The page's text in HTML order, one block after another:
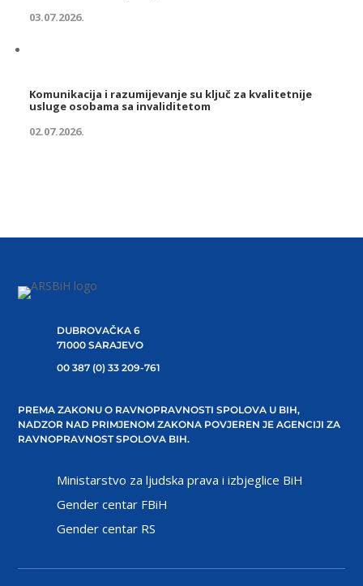
03.07.2026.
Komunikacija i razumijevanje su ključ za kvalitetnije
usluge osobama sa invaliditetom
02.07.2026.
DUBROVAČKA 6
71000 SARAJEVO
00 387 (0) 33 209-761
PREMA ZAKONU O RAVNOPRAVNOSTI SPOLOVA U BIH,
NADZOR NAD PRIMJENOM ZAKONA POVJEREN JE AGENCIJI ZA
RAVNOPRAVNOST SPOLOVA BIH.
Ministarstvo za ljudska prava i izbjeglice BiH
Gender centar FBiH
Gender centar RS